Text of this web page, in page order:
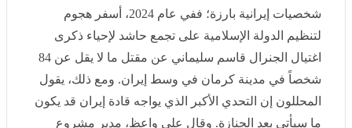
ذكرى اغتيال الجنرال قاسم سليماني عن مقتل ما لا يقل عن
84 شخصاً في مدينة كرمان في وسط إيران. ومع ذلك، يقول
المحللون إن التحدي الأكبر الذي يواجه قادة إيران قد يكون ما
سيأتي بعد الجنازة. وقال علي واعظ، مدير مشروع إيران في
مركز الأبحاث "مجموعة الأزمات الدولية": "قام خامنئي
بتحصين الجمهورية الإسلامية ضد أعدائها الخارجيين، لكنه في